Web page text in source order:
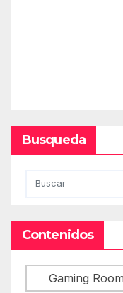
Busqueda
Contenidos
Contenidos